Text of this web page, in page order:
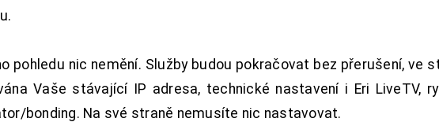
pohledu nic nemění. Služby budou pokračovat bez přerušení, ve
Vaše stávající IP adresa, technické nastavení i Eri LiveTV,
bonding. Na své straně nemusíte nic nastavovat.